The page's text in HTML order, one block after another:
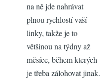
na ně jde nahrávat
plnou rychlostí vaší
linky, takže je to
většinou na týdny až
měsíce, během kterých
je třeba zálohovat jinak.